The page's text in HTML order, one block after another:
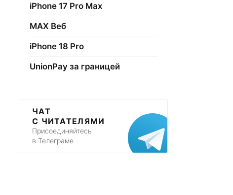
iPhone 17 Pro Max
МАХ Веб
iPhone 18 Pro
UnionPay за границей
ЧАТ
С ЧИТАТЕЛЯМИ
Присоединяйтесь
в Телеграме